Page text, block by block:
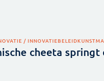
/ INNOVATIEBELEID
cheeta springt